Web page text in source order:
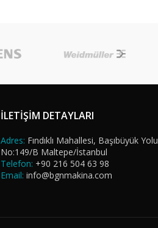
İLETİŞİM DETAYLARI
Adres: Fındıklı Mahallesi, Başıbüyük Yolu
No:149/B Maltepe/İstanbul
Telefon: +90 216 504 63 98
Email: info@bgnmakina.com